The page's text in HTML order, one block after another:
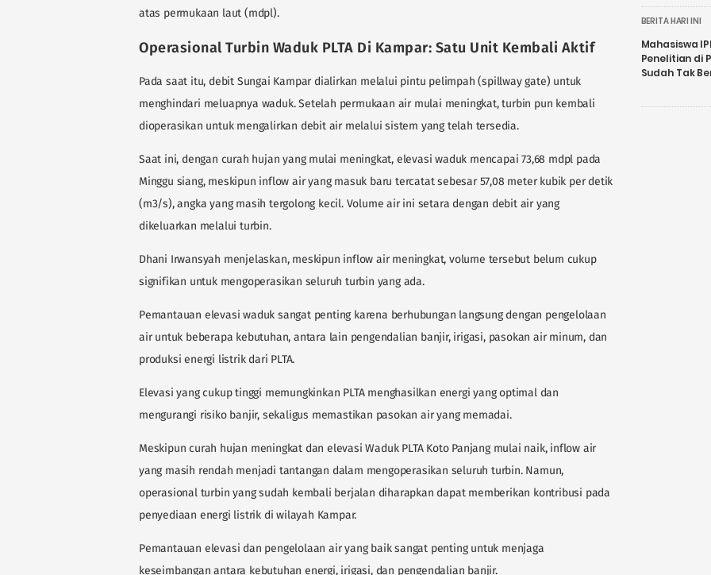
atas permukaan laut (mdpl).
Operasional Turbin Waduk PLTA Di Kampar: Satu Unit Kembali Aktif
Pada saat itu, debit Sungai Kampar dialirkan melalui pintu pelimpah (spillway gate) untuk
menghindari meluapnya waduk. Setelah permukaan air mulai meningkat, turbin pun kembali
dioperasikan untuk mengalirkan debit air melalui sistem yang telah tersedia.
Saat ini, dengan curah hujan yang mulai meningkat, elevasi waduk mencapai 73,68 mdpl pada
Minggu siang, meskipun inflow air yang masuk baru tercatat sebesar 57,08 meter kubik per detik
(m3/s), angka yang masih tergolong kecil. Volume air ini setara dengan debit air yang
dikeluarkan melalui turbin.
Dhani Irwansyah menjelaskan, meskipun inflow air meningkat, volume tersebut belum cukup
signifikan untuk mengoperasikan seluruh turbin yang ada.
Pemantauan elevasi waduk sangat penting karena berhubungan langsung dengan pengelolaan
air untuk beberapa kebutuhan, antara lain pengendalian banjir, irigasi, pasokan air minum, dan
produksi energi listrik dari PLTA.
Elevasi yang cukup tinggi memungkinkan PLTA menghasilkan energi yang optimal dan
mengurangi risiko banjir, sekaligus memastikan pasokan air yang memadai.
Meskipun curah hujan meningkat dan elevasi Waduk PLTA Koto Panjang mulai naik, inflow air
yang masih rendah menjadi tantangan dalam mengoperasikan seluruh turbin. Namun,
operasional turbin yang sudah kembali berjalan diharapkan dapat memberikan kontribusi pada
penyediaan energi listrik di wilayah Kampar.
Pemantauan elevasi dan pengelolaan air yang baik sangat penting untuk menjaga
keseimbangan antara kebutuhan energi, irigasi, dan pengendalian banjir.
BERITA HARI INI
Mahasiswa
Penelitian di
Sudah Tak